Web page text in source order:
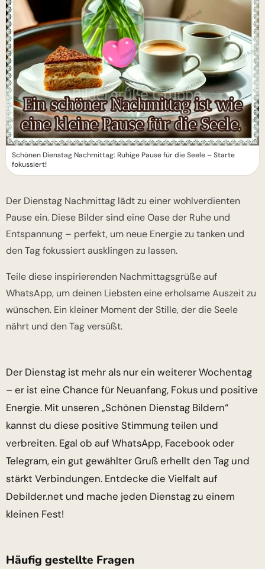
Schönen Dienstag Nachmittag: Ruhige Pause für die Seele – Starte
fokussiert!
Der Dienstag Nachmittag lädt zu einer wohlverdienten
Pause ein. Diese Bilder sind eine Oase der Ruhe und
Entspannung – perfekt, um neue Energie zu tanken und
den Tag fokussiert ausklingen zu lassen.
Teile diese inspirierenden Nachmittagsgrüße auf
WhatsApp, um deinen Liebsten eine erholsame Auszeit zu
wünschen. Ein kleiner Moment der Stille, der die Seele
nährt und den Tag versüßt.
Der Dienstag ist mehr als nur ein weiterer Wochentag
– er ist eine Chance für Neuanfang, Fokus und positive
Energie. Mit unseren „Schönen Dienstag Bildern“
kannst du diese positive Stimmung teilen und
verbreiten. Egal ob auf WhatsApp, Facebook oder
Telegram, ein gut gewählter Gruß erhellt den Tag und
stärkt Verbindungen. Entdecke die Vielfalt auf
Debilder.net und mache jeden Dienstag zu einem
kleinen Fest!
Häufig gestellte Fragen